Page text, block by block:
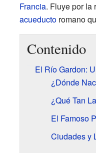
Francia. Fluye por la
acueductoromano
Contenido
El Río Gardon:
¿Dónde
¿Qué Tan
El Famoso
Ciudades y